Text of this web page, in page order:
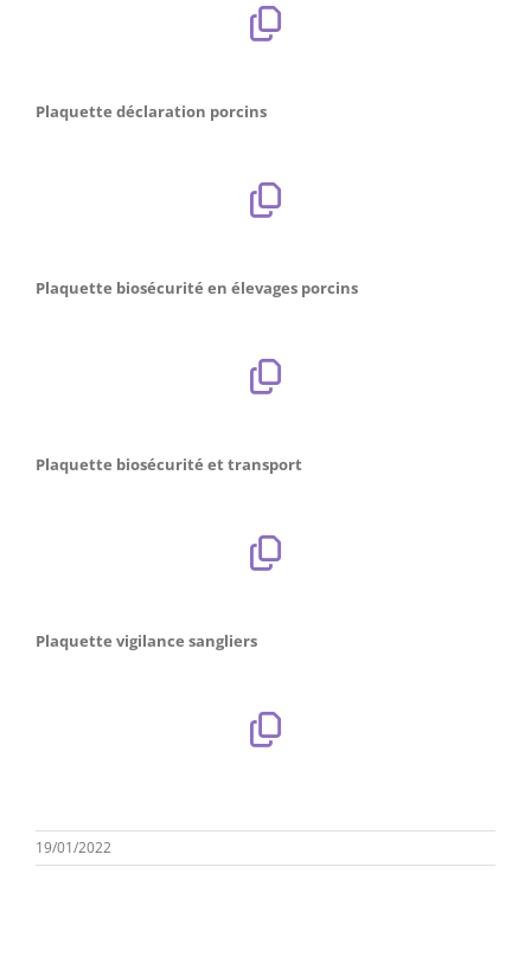
Plaquette déclaration porcins
Plaquette biosécurité en élevages porcins
Plaquette biosécurité et transport
Plaquette vigilance sangliers
19/01/2022